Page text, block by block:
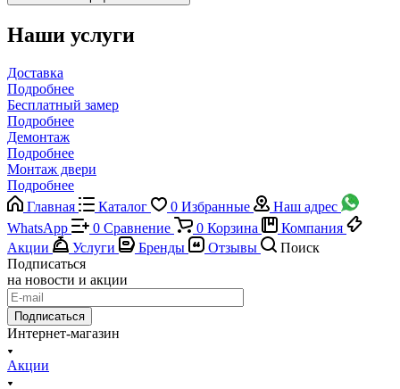
Наши услуги
Доставка
Подробнее
Бесплатный замер
Подробнее
Демонтаж
Подробнее
Монтаж двери
Подробнее
Главная
Каталог 0 Избранные
Наш адрес
WhatsApp
0 Сравнение 0 Корзина
Компания
Акции
Услуги Бренды Отзывы
Поиск
Подписаться
на новости и акции
Подписаться
Интернет-магазин
Акции